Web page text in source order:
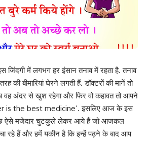
में लगभग हर इंसान तनाव में रहता है. तनाव
की बीमारियां घेरने लगती हैं. डॉक्टरों की मानें तो
वह अंदर से खुश रहेगा और फिर वो कहावत तो आपने
is the best medicine’. इसलिए आज के इस
ऐसे मजेदार चुटकुले लेकर आये हैं जो आजकल
रहे हैं और हमें यकीन है कि इन्हें पढ़ने के बाद आप